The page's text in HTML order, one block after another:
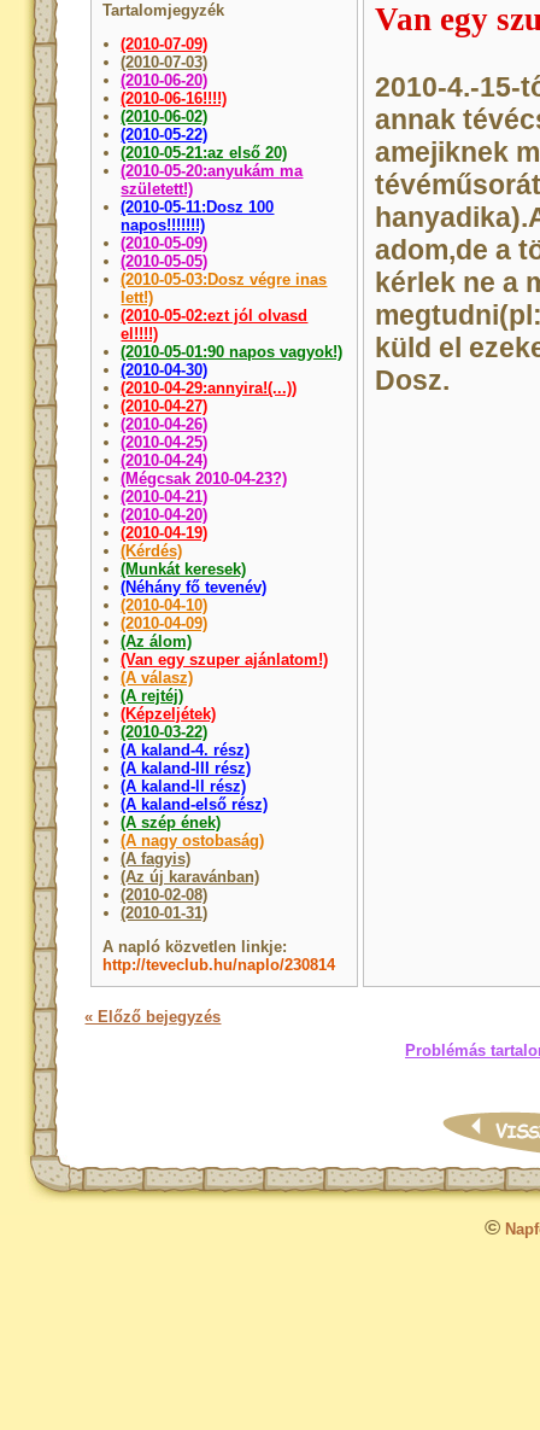
Tartalomjegyzék
(2010-07-09)
(2010-07-03)
(2010-06-20)
(2010-06-16!!!!)
(2010-06-02)
(2010-05-22)
(2010-05-21:az első 20)
(2010-05-20:anyukám ma
született!)
(2010-05-11:Dosz 100
napos!!!!!!!)
(2010-05-09)
(2010-05-05)
(2010-05-03:Dosz végre inas
lett!)
(2010-05-02:ezt jól olvasd
el!!!!)
(2010-05-01:90 napos vagyok!)
(2010-04-30)
(2010-04-29:annyira!(...))
(2010-04-27)
(2010-04-26)
(2010-04-25)
(2010-04-24)
(Mégcsak 2010-04-23?)
(2010-04-21)
(2010-04-20)
(2010-04-19)
(Kérdés)
(Munkát keresek)
(Néhány fő tevenév)
(2010-04-10)
(2010-04-09)
(Az álom)
(Van egy szuper ajánlatom!)
(A válasz)
(A rejtéj)
(Képzeljétek)
(2010-03-22)
(A kaland-4. rész)
(A kaland-III rész)
(A kaland-ll rész)
(A kaland-első rész)
(A szép ének)
(A nagy ostobaság)
(A fagyis)
(Az új karavánban)
(2010-02-08)
(2010-01-31)
A napló közvetlen linkje:
http://teveclub.hu/naplo/230814
Van egy
2010-4.-15-
annak
amejiknek
adom,de a
kérlek ne a
küld el
Dosz.
« Előző bejegyzés
Problémás
©